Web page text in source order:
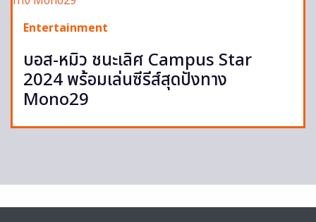
Entertainment
บอส-หมิว ชนะเลิศ Campus Star
2024 พร้อมเล่นซีรีส์สุดปังทาง
Mono29